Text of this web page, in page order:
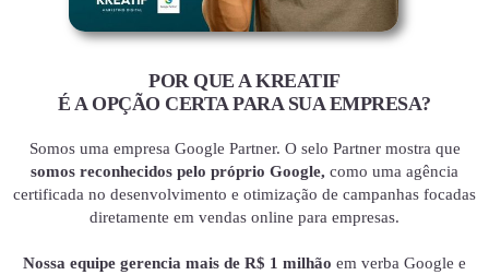
POR QUE A KREATIF
É A OPÇÃO CERTA PARA SUA EMPRESA?
Somos uma empresa Google Partner. O selo Partner mostra que
somos reconhecidos pelo próprio Google, como uma agência
certificada no desenvolvimento e otimização de campanhas focadas
diretamente em vendas online para empresas.
Nossa equipe gerencia mais de R$ 1 milhão em verba Google e